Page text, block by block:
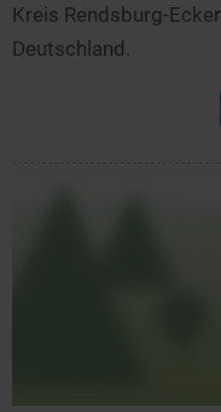
Kreis Rendsburg-
Deutschland.